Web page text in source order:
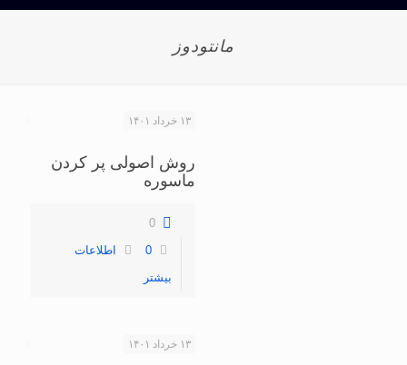
مانتودوز
۱۳ خرداد ۱۴۰۱
روش اصولی پر کردن
ماسوره
0
0
اطلاعات
بیشتر
۱۳ خرداد ۱۴۰۱